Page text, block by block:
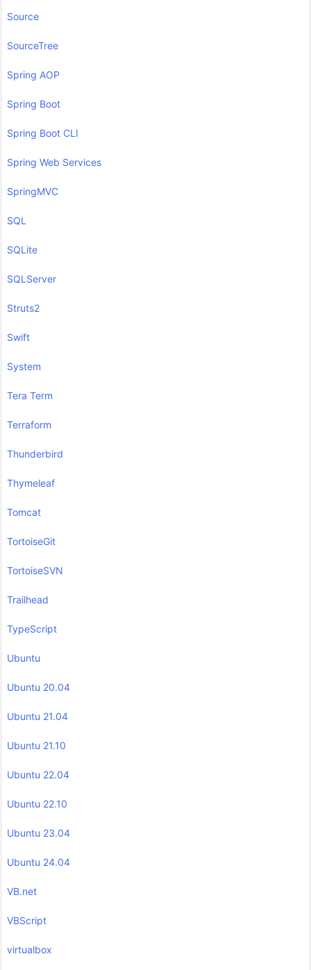
Source
SourceTree
Spring AOP
Spring Boot
Spring Boot CLI
Spring Web Services
SpringMVC
SQL
SQLite
SQLServer
Struts2
Swift
System
Tera Term
Terraform
Thunderbird
Thymeleaf
Tomcat
TortoiseGit
TortoiseSVN
Trailhead
TypeScript
Ubuntu
Ubuntu 20.04
Ubuntu 21.04
Ubuntu 21.10
Ubuntu 22.04
Ubuntu 22.10
Ubuntu 23.04
Ubuntu 24.04
VB.net
VBScript
virtualbox